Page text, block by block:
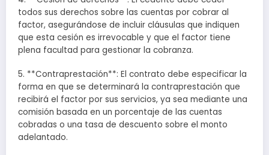
todos sus derechos sobre las cuentas por cobrar al
factor, asegurándose de incluir cláusulas que indiquen
que esta cesión es irrevocable y que el factor tiene
plena facultad para gestionar la cobranza.
5. **Contraprestación**: El contrato debe especificar la
forma en que se determinará la contraprestación que
recibirá el factor por sus servicios, ya sea mediante una
comisión basada en un porcentaje de las cuentas
cobradas o una tasa de descuento sobre el monto
adelantado.